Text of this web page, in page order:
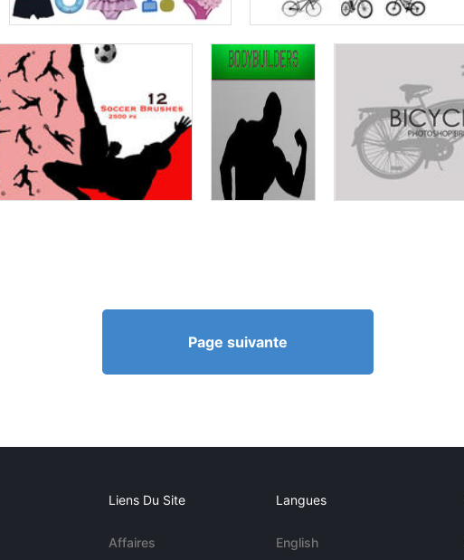
Page suivante
Liens Du Site
Affaires
Langues
English